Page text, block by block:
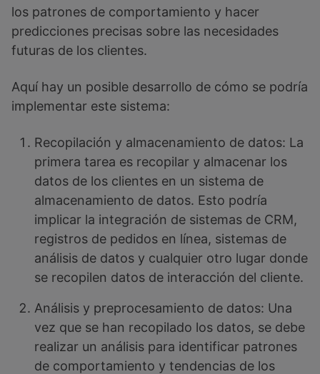
los patrones de comportamiento y hacer
predicciones precisas sobre las necesidades
futuras de los clientes.
Aquí hay un posible desarrollo de cómo se podría
implementar este sistema:
Recopilación y almacenamiento de datos: La
primera tarea es recopilar y almacenar los
datos de los clientes en un sistema de
almacenamiento de datos. Esto podría
implicar la integración de sistemas de CRM,
registros de pedidos en línea, sistemas de
análisis de datos y cualquier otro lugar donde
se recopilen datos de interacción del cliente.
Análisis y preprocesamiento de datos: Una
vez que se han recopilado los datos, se debe
realizar un análisis para identificar patrones
de comportamiento y tendencias de los